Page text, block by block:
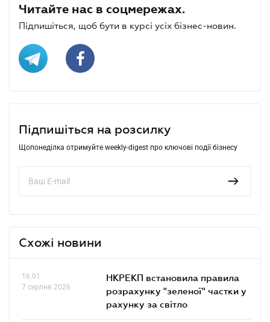
Читайте нас в соцмережах.
Підпишіться, щоб бути в курсі усіх бізнес-новин.
Підпишіться на розсилку
Щопонеділка отримуйте weekly-digest про ключові події бізнесу
Схожі новини
16.01
7 серпня 2026
НКРЕКП встановила правила
розрахунку "зеленої" частки у
рахунку за світло